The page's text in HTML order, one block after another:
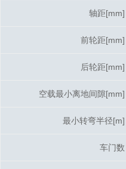
轴距[mm]
前轮距[mm]
后轮距[mm]
空载最小离地间隙[mm]
最小转弯半径[m]
车门数
轴距[mm]
前轮距[mm]
后轮距[mm]
空载最小离地间隙[mm]
最小转弯半径[m]
车门数